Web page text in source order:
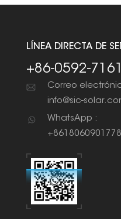
LÍNEA DIRECTA DE
+86-0592-
Correo
info@sic-
WhatsApp :
+8618060901778